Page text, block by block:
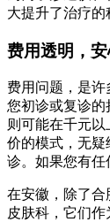
大提升了治疗的
费用透明，
费用问题，是
您初诊或复诊的
则可能在千元
价的模式，无疑
诊。如果您有任
在安徽，除了
皮肤科，它们